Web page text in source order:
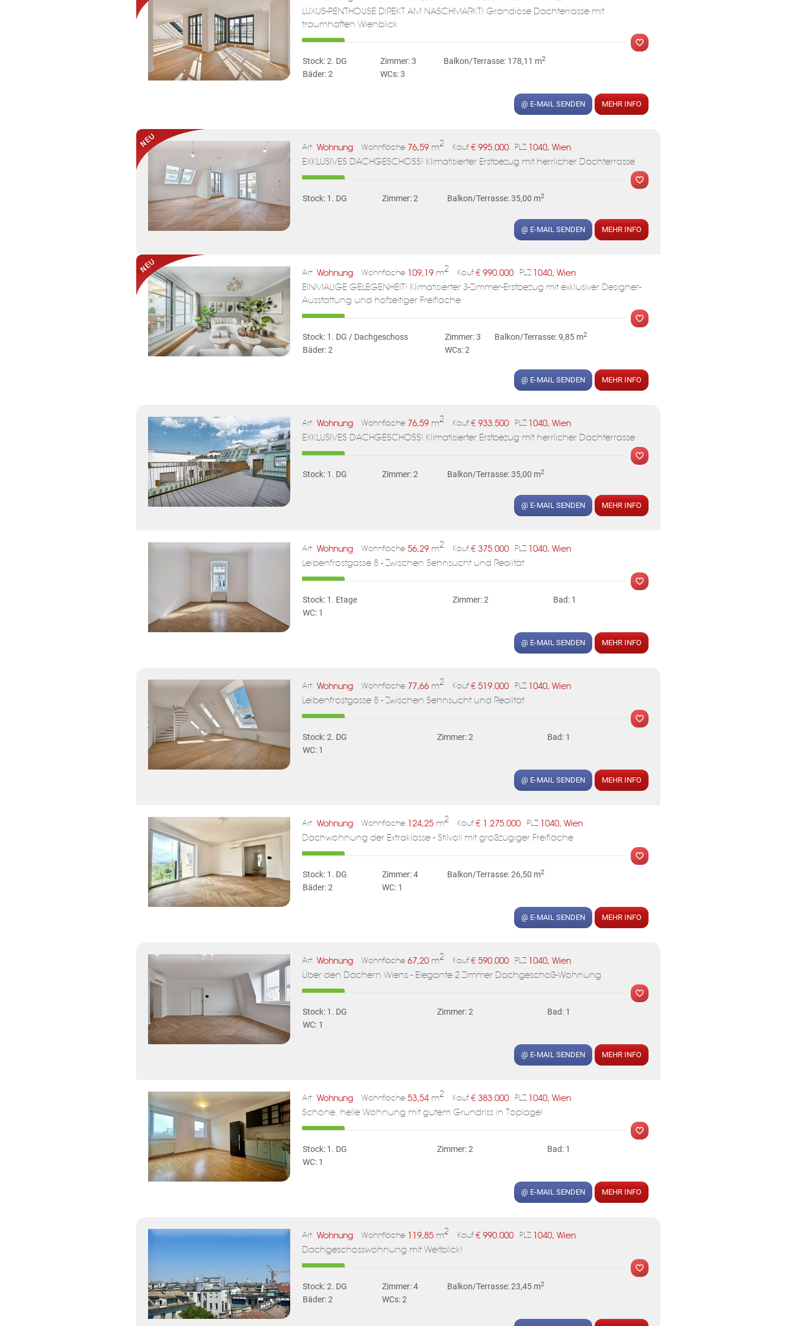
LUXUS-PENTHOUSE DIREKT AM NASCHMARKT! Grandiose Dachterrasse mit
traumhaften Wienblick
KLIS
Stock: 2. DG Zimmer: 3 Balkon/Terrasse: 178,11 m2
Bäder: 2 WCs: 3
@ E-MAIL SENDEN MEHR INFO
Art: Wohnung Wohnfläche:76,59 m2 Kauf:€ 995.000 PLZ: 1040, Wien
EXKLUSIVES DACHGESCHOSS! Klimatisierter Erstbezug mit herrlicher Dachterrasse
Stock: 1. DG Zimmer: 2 Balkon/Terrasse: 35,00 m2
@ E-MAIL SENDEN MEHR INFO
Art: Wohnung Wohnfläche: 109,19 m2 Kauf:€ 990.000 PLZ: 1040, Wien
EINMALIGE GELEGENHEIT! Klimatisierter 3-Zimmer-Erstbezug mit exklusiver Designer-
Ausstattung und hofseitiger Freifläche
Stock: 1. DG / Dachgeschoss Zimmer: 3 Balkon/Terrasse: 9,85 m2
Bäder: 2 WCs: 2
@ E-MAIL SENDEN MEHR INFO
Art: Wohnung Wohnfläche:76,59 m2 Kauf:€ 933.500 PLZ: 1040, Wien
EXKLUSIVES DACHGESCHOSS! Klimatisierter Erstbezug mit herrlicher Dachterrasse
Stock: 1. DG Zimmer: 2 Balkon/Terrasse: 35,00 m2
@ E-MAIL SENDEN MEHR INFO
Art: Wohnung Wohnfläche:56,29 m2 Kauf:€ 375.000 PLZ: 1040, Wien
Leibenfrostgasse 8 - Zwischen Sehnsucht und Realität
Stock: 1. Etage Zimmer: 2
Bad: 1
WC: 1
@ E-MAIL SENDEN MEHR INFO
Art: Wohnung Wohnfläche:77,66 m2 Kauf:€ 519.000 PLZ: 1040, Wien
Leibenfrostgasse 8 - Zwischen Sehnsucht und Realität
Stock: 2. DG Zimmer: 2
Bad: 1
WC: 1
@ E-MAIL SENDEN MEHR INFO
Art: Wohnung Wohnfläche: 124,25 m2 Kauf:€ 1.275.000 PLZ: 1040, Wien
Dachwohnung der Extraklasse - Stilvoll mit großzügiger Freifläche
Stock: 1. DG Zimmer: 4 Balkon/Terrasse: 26,50 m2
Bäder: 2 WC: 1
@ E-MAIL SENDEN MEHR INFO
Art: Wohnung Wohnfläche:67,20 m2 Kauf:€ 590.000 PLZ: 1040, Wien
Über den Dächern Wiens - Elegante 2 Zimmer Dachgeschoß-Wohnung
Stock: 1. DG Zimmer: 2
Bad: 1
WC: 1
@ E-MAIL SENDEN MEHR INFO
Art: Wohnung Wohnfläche:53,54 m2 Kauf:€ 383.000 PLZ: 1040, Wien
Schöne, helle Wohnung mit gutem Grundriss in Toplage!
Stock: 1. DG Zimmer: 2
Bad: 1
WC: 1
@ E-MAIL SENDEN MEHR INFO
Art: Wohnung Wohnfläche: 119,85 m2 Kauf:€ 990.000 PLZ: 1040, Wien
Dachgeschosswohnung mit Weitblick!
Stock: 2. DG Zimmer: 4 Balkon/Terrasse: 23,45 m2
Bäder: 2 WCs: 2